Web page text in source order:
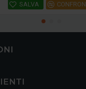
SALVA